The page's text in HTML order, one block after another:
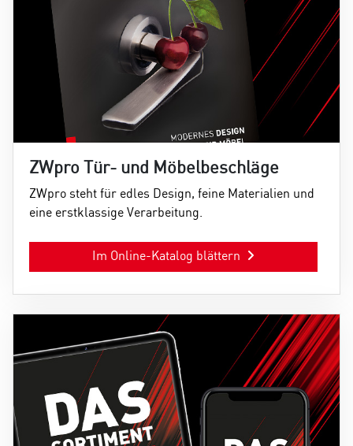
ZWpro Tür- und Möbelbeschläge
ZWpro steht für edles Design, feine Materialien und
eine erstklassige Verarbeitung.
Im Online-Katalog blättern